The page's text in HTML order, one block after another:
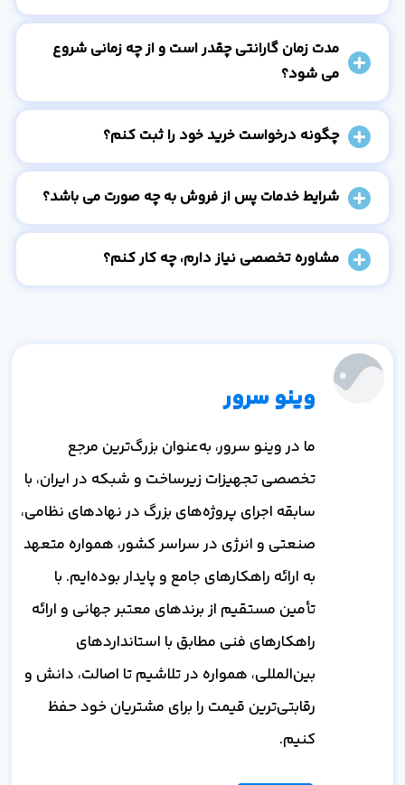
مدت زمان گارانتی چقدر است و از چه زمانی شروع
می شود؟
چگونه درخواست خرید خود را ثبت کنم؟
شرایط خدمات پس از فروش به چه صورت می باشد؟
مشاوره تخصصی نیاز دارم، چه کار کنم؟
وینو سرور
ما در وینو سرور، به‌عنوان بزرگ‌ترین مرجع
تخصصی تجهیزات زیرساخت و شبکه در ایران، با
سابقه اجرای پروژه‌های بزرگ در نهادهای نظامی،
صنعتی و انرژی در سراسر کشور، همواره متعهد
به ارائه راهکارهای جامع و پایدار بوده‌ایم. با
تأمین مستقیم از برندهای معتبر جهانی و ارائه
راهکارهای فنی مطابق با استانداردهای
بین‌المللی، همواره در تلاشیم تا اصالت، دانش و
رقابتی‌ترین قیمت را برای مشتریان خود حفظ
کنیم.